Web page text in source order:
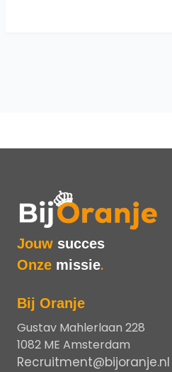
Jouw succes
Onze missie.
Bij Oranje
Gustav Mahlerlaan 228
1082 ME Amsterdam
Recruitment@bijoranje.nl